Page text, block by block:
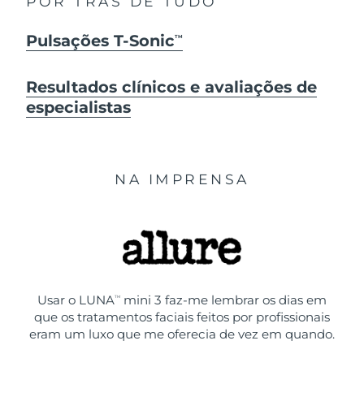
Pulsações T-SonicTM
Resultados clínicos e avaliações de
especialistas
NA IMPRENSA
Usar o LUNATM
mini 3 faz-me lembrar os dias em
que os tratamentos faciais feitos por profissionais
eram um luxo que me oferecia de vez em quando.